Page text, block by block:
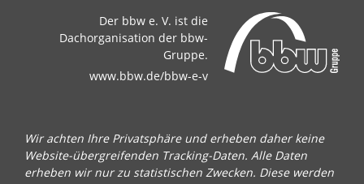
Der bbw e. V. ist die
Dachorganisation der bbw-
Gruppe.
www.bbw.de/bbw-e-v
Wir achten Ihre Privatsphäre und erheben daher keine
Website-übergreifenden Tracking-Daten. Alle Daten
erheben wir nur zu statistischen Zwecken. Diese werden